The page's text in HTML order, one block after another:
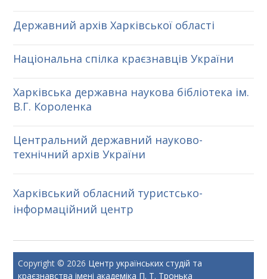
Державний архів Харківської області
Національна спілка краєзнавців України
Харківська державна наукова бібліотека ім.
В.Г. Короленка
Центральний державний науково-
технічний архів України
Харківський обласний туристсько-
інформаційний центр
Copyright © 2026 Центр українських студій та
краєзнавства імені академіка П. Т. Тронька